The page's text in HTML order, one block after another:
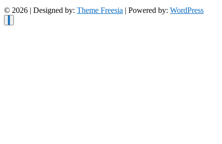
© 2026 | Designed by: Theme Freesia | Powered by: WordPress